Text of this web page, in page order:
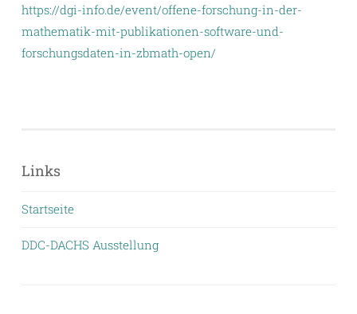
https://dgi-info.de/event/offene-forschung-in-der-
mathematik-mit-publikationen-software-und-
forschungsdaten-in-zbmath-open/
Links
Startseite
DDC-DACHS Ausstellung